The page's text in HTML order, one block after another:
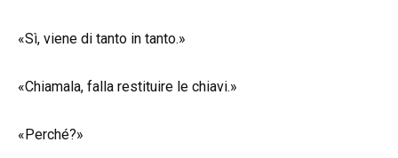
«Sì, viene di tanto in tanto.»
«Chiamala, falla restituire le chiavi.»
«Perché?»